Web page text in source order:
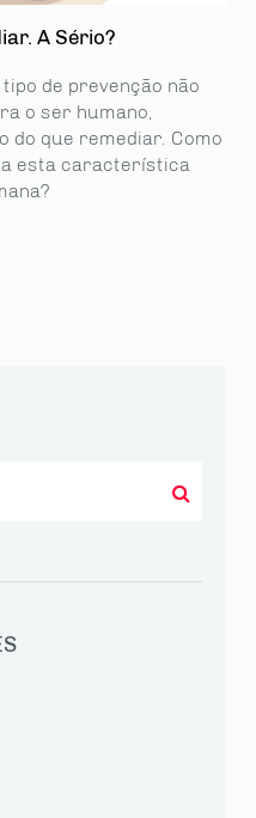
A Sério?
de prevenção não
o ser humano,
do que remediar. Como
esta característica